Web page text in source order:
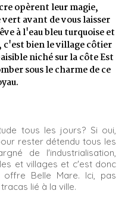
opèrent leur magie,
avant de vous laisser
à l'eau bleu turquoise et
c'est bien le village côtier
niché sur la côte Est
sous le charme de ce
tous les jours? Si oui,
rester détendu tous les
de l'industrialisation,
et villages et c'est donc
Belle Mare. Ici, pas
lié à la ville.